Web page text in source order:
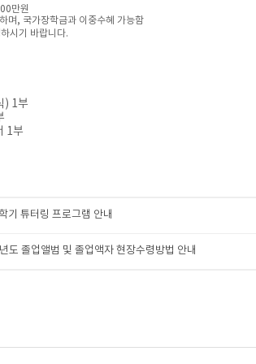
만원
며, 국가장학금과 이중수혜 가능함
시기 바랍니다.
) 1부
1부
기 튜터링 프로그램 안내
도 졸업앨범 및 졸업액자 현장수령방법 안내